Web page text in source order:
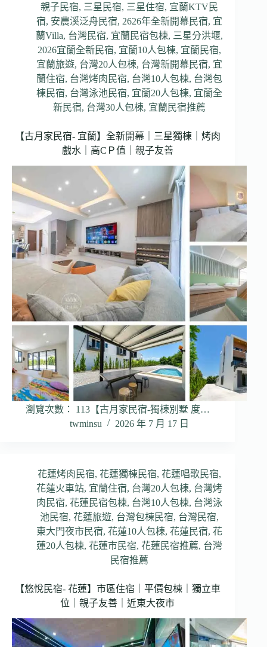
親子民宿, 三星民宿, 三星住宿, 宜蘭KTV民
宿, 安農溪泛舟民宿, 2626年全新開幕民宿, 宜
蘭Villa, 台灣民宿, 宜蘭民宿包棟, 三星分洪堰,
2026宜蘭全新民宿, 宜蘭10人包棟, 宜蘭民宿,
宜蘭旅遊, 台灣20人包棟, 台灣新開幕民宿, 宜
蘭住宿, 台灣烤肉民宿, 台灣10人包棟, 台灣包
棟民宿, 台灣泳池民宿, 宜蘭20人包棟, 宜蘭全
新民宿, 台灣30人包棟, 宜蘭民宿推薦
【古月家民宿- 宜蘭】全新開幕｜三星獨棟｜烤肉
戲水｜高CＰ值｜親子友善
瀏覽次數： 113【古月家民宿-獨棟別墅 度…
twminsu
2026 年 7 月 17 日
花蓮烤肉民宿,花蓮獨棟民宿,花蓮唱歌民宿,
花蓮火車站, 宜蘭住宿, 台灣20人包棟, 台灣烤
肉民宿,花蓮民宿包棟, 台灣10人包棟, 台灣泳
池民宿,花蓮旅遊, 台灣包棟民宿, 台灣民宿,
東大門夜市民宿,花蓮10人包棟,花蓮民宿,花
蓮20人包棟,花蓮市民宿,花蓮民宿推薦, 台灣
民宿推薦
【悠悅民宿- 花蓮】市區住宿｜平價包棟｜獨立車
位｜親子友善｜近東大夜市